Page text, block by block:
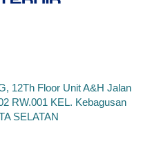
12Th Floor Unit A&H Jalan
RW.001 KEL. Kebagusan
SELATAN